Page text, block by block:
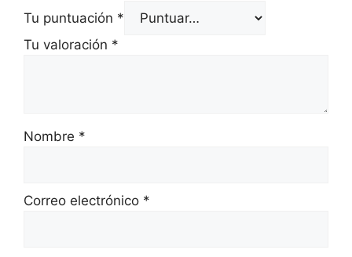
Tu puntuación *
Tu valoración *
Nombre *
Correo electrónico *